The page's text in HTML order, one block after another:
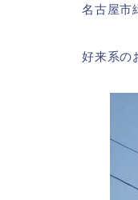
名古屋市
好来系の